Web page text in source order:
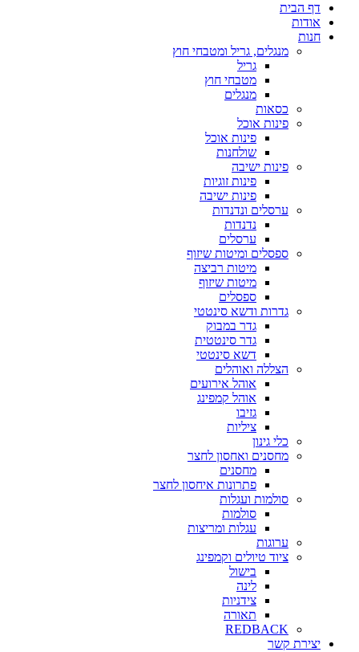
דף הבית
אודות
חנות
מנגלים, גריל ומטבחי חוץ
גריל
מטבחי חוץ
מנגלים
כסאות
פינות אוכל
פינות אוכל
שולחנות
פינות ישיבה
פינות זוגיות
פינות ישיבה
ערסלים ונדנדות
נדנדות
ערסלים
ספסלים ומיטות שיזוף
מיטות רביצה
מיטות שיזוף
ספסלים
גדרות ודשא סינטטי
גדר במבוק
גדר סינטטית
דשא סינטטי
הצללה ואוהלים
אוהל אירועים
אוהל קמפינג
גזיבו
ציליות
כלי גינון
מחסנים ואחסון לחצר
מחסנים
פתרונות איחסון לחצר
סולמות ועגלות
סולמות
עגלות ומריצות
ערוגות
ציוד טיולים וקמפינג
בישול
לינה
צידניות
תאורה
REDBACK
יצירת קשר